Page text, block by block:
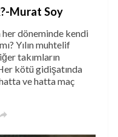
Murat Soy
döneminde kendi
Yılın muhtelif
takımların
kötü gidişatında
ve hatta maç
